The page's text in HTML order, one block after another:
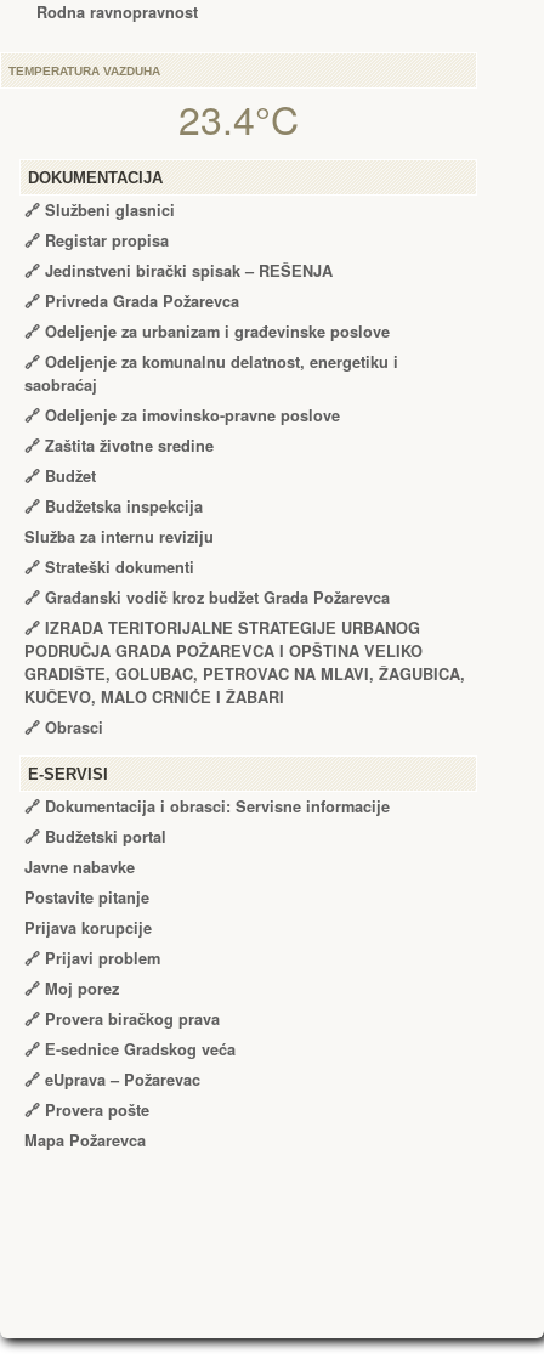
Rodna ravnopravnost
TEMPERATURA VAZDUHA
23.4°C
DOKUMENTACIJA
🔗 Službeni glasnici
🔗 Registar propisa
🔗 Jedinstveni birački spisak – RЕŠЕNJA
🔗 Privreda Grada Požarevca
🔗 Odeljenje za urbanizam i građevinske poslove
🔗 Odeljenje za komunalnu delatnost, energetiku i
saobraćaj
🔗 Odeljenje za imovinsko-pravne poslove
🔗 Zaštita životne sredine
🔗 Budžet
🔗 Budžetska inspekcija
Služba za internu reviziju
🔗 Strateški dokumenti
🔗 Građanski vodič kroz budžet Grada Požarevca
🔗 IZRADA TЕRITORIJALNЕ STRATЕGIJЕ URBANOG
PODRUČJA GRADA POŽARЕVCA I OPŠTINA VЕLIKO
GRADIŠTЕ, GOLUBAC, PЕTROVAC NA MLAVI, ŽAGUBICA,
KUČЕVO, MALO CRNIĆЕ I ŽABARI
🔗 Obrasci
Е-SERVISI
🔗 Dokumentacija i obrasci: Servisne informacije
🔗 Budžetski portal
Javne nabavke
Postavite pitanje
Prijava korupcije
🔗 Prijavi problem
🔗 Moj porez
🔗 Provera biračkog prava
🔗 Е-sednice Gradskog veća
🔗 eUprava – Požarevac
🔗 Provera pošte
Mapa Požarevca